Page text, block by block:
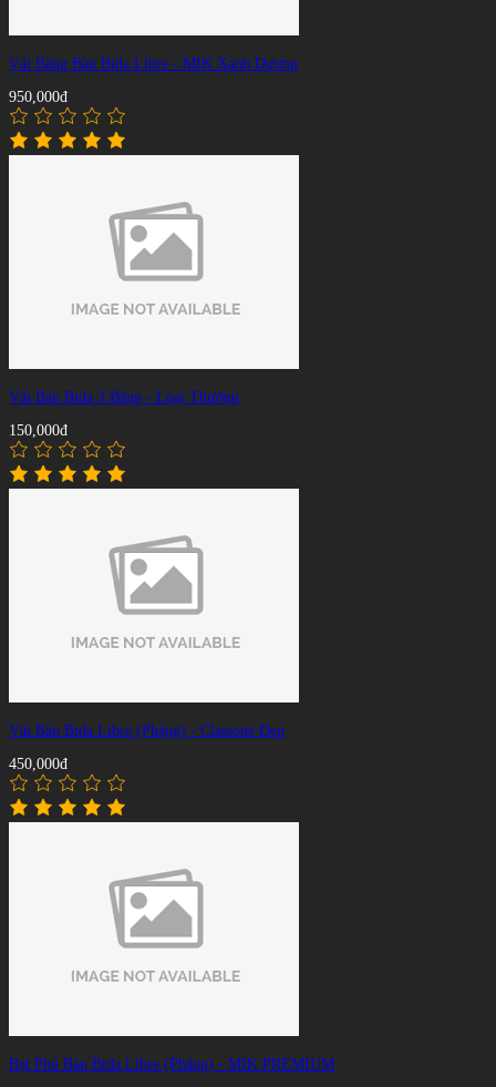
Vải Băng Bàn Bida Libre - MIK Xanh Dương
950,000đ
Vải Bàn Bida 3 Băng - Loại Thường
150,000đ
Vải Bàn Bida Libre (Phăng) - Classone Đen
450,000đ
Bạt Phủ Bàn Bida Libre (Phăng) - MIK PREMIUM